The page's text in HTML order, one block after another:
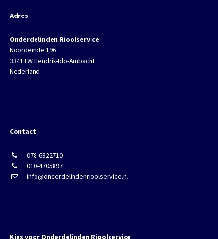
Adres
Onderdelinden Rioolservice
Noordeinde 196
3341 LW Hendrik-Ido-Ambacht
Nederland
Contact
078-6822710
010-4705897
info@onderdelindenrioolservice.nl
Kies voor Onderdelinden Rioolservice